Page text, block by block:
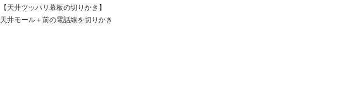
【天井ツッパリ幕板の切りかき】
天井モール＋前の電話線を切りかき